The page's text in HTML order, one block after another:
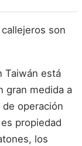
son
Taiwán está
gran medida a
operación
propiedad
los